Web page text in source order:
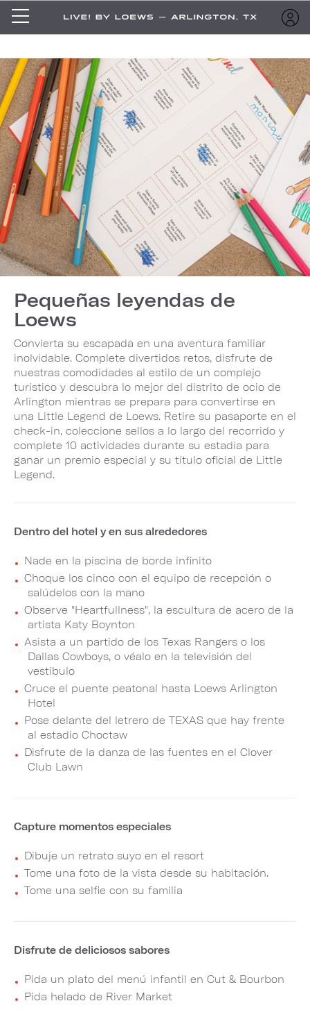
Pequeñas leyendas de
Loews
Convierta su escapada en una aventura familiar
inolvidable. Complete divertidos retos, disfrute de
nuestras comodidades al estilo de un complejo
turístico y descubra lo mejor del distrito de ocio de
Arlington mientras se prepara para convertirse en
una Little Legend de Loews. Retire su pasaporte en el
check-in, coleccione sellos a lo largo del recorrido y
complete 10 actividades durante su estadía para
ganar un premio especial y su título oficial de Little
Legend.
Dentro del hotel y en sus alrededores
Nade en la piscina de borde infinito
Choque los cinco con el equipo de recepción o
salúdelos con la mano
Observe "Heartfullness", la escultura de acero de la
artista Katy Boynton
Asista a un partido de los Texas Rangers o los
Dallas Cowboys, o véalo en la televisión del
vestíbulo
Cruce el puente peatonal hasta Loews Arlington
Hotel
Pose delante del letrero de TEXAS que hay frente
al estadio Choctaw
Disfrute de la danza de las fuentes en el Clover
Club Lawn
Capture momentos especiales
Dibuje un retrato suyo en el resort
Tome una foto de la vista desde su habitación.
Tome una selfie con su familia
Disfrute de deliciosos sabores
Pida un plato del menú infantil en Cut & Bourbon
Pida helado de River Market